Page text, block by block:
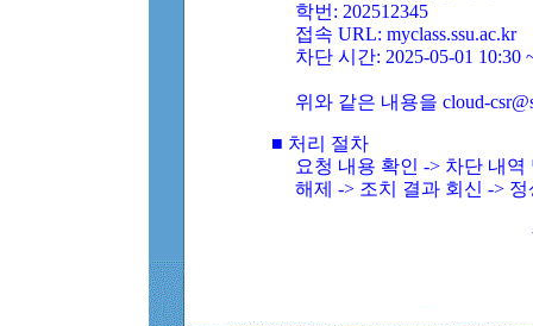
학번: 202512345
접속 URL: myclass.ssu.ac.kr
차단 시간: 2025-05-01 10:30
위와 같은 내용을 cloud-
■ 처리 절차
요청 내용 확인 -> 차단 내
해제 -> 조치 결과 회신 ->